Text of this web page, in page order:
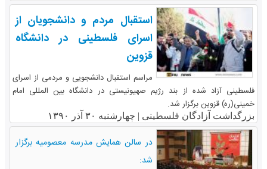
استقبال مردم و دانشجویان از
اسرای فلسطینی در دانشگاه
قزوین
مراسم استقبال دانشجویی و مردمی از اسرای
فلسطینی آزاد شده از بند رژیم صهیونیستی در دانشگاه بین المللی امام
خمینی(ره) قزوین برگزار شد.
بزرگداشت آزادگان فلسطینی | چهارشنبه ۳۰ آذر ۱۳۹۰
در سالن همایش مدرسه معصومیه برگزار
شد: